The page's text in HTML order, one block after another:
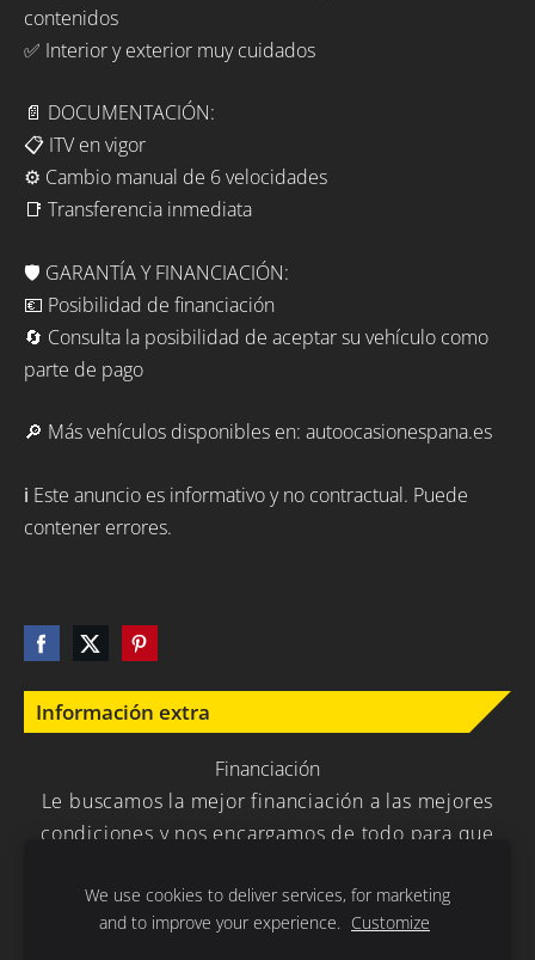
Información extra
Financiación
Le buscamos la mejor financiación a las mejores
condiciones y nos encargamos de todo para que
contenidos
✅ Interior y exterior muy cuidados
📄 DOCUMENTACIÓN:
📋 ITV en vigor
⚙️ Cambio manual de 6 velocidades
📑 Transferencia inmediata
🛡️ GARANTÍA Y FINANCIACIÓN:
💶 Posibilidad de financiación
🔄 Consulta la posibilidad de aceptar su vehículo como
parte de pago
🔎 Más vehículos disponibles en: autoocasionespana.es
ℹ️ Este anuncio es informativo y no contractual. Puede
contener errores.
We use cookies to deliver services, for marketing
and to improve your experience. Customize